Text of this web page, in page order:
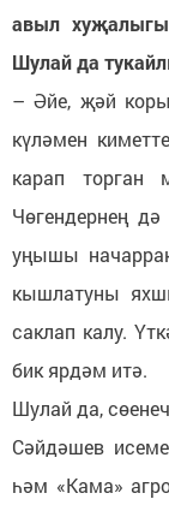
авыл
Шулай да
– Әйе, җәй
күләмен
карап торган
Чөгендернең
уңышы
кышлатуны
саклап калу.
бик ярдәм итә.
Шулай да,
Сәйдәшев
һәм «Кама»